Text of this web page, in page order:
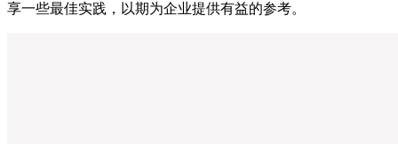
享一些最佳实践，以期为企业提供有益的参考。